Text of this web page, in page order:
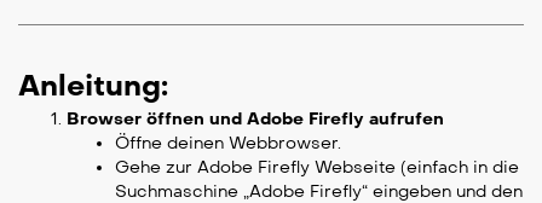
Anleitung:
Browser öffnen und Adobe Firefly aufrufen
Öffne deinen Webbrowser.
Gehe zur Adobe Firefly Webseite (einfach in die
Suchmaschine „Adobe Firefly“ eingeben und den